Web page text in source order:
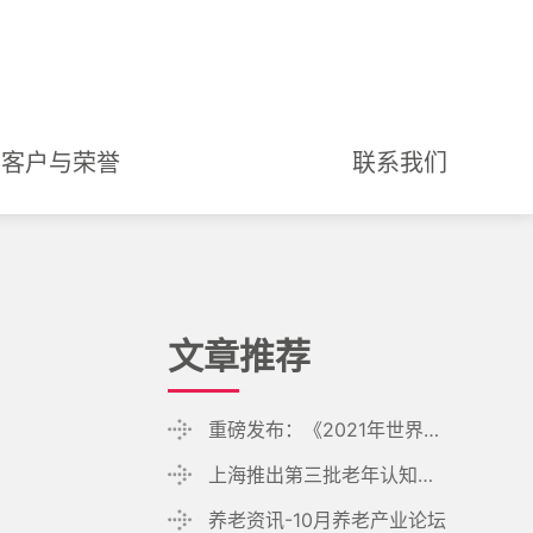
客户与荣誉 联系我们
文章推荐
重磅发布：《2021年世界阿尔茨海默病报告》
上海推出第三批老年认知障碍友好社区试点
养老资讯-10月养老产业论坛